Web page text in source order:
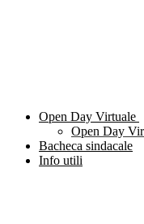
Open Day Virtuale
Open Day
Bacheca sindacale
Info utili